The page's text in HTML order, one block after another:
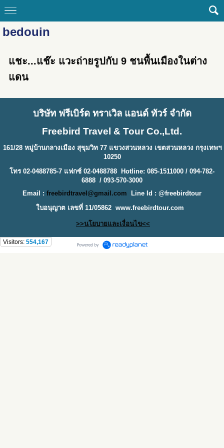
bedouin
แชะ...แช๊ะ แวะถ่ายรูปกับ 9 ชนพื้นเมืองในต่าง
แดน
บริษัท ฟรีเบิร์ด ทราเวิล แอนด์ ทัวร์ จำกัด
Freebird Travel & Tour Co.,Ltd.
161/28 หมู่บ้านกลางเมือง สุขุมวิท 77 แขวงสวนหลวง เขตสวนหลวง กรุงเทพฯ
10250
โทร 02-0488785-7 แฟกซ์ 02-0488788 Hotline: 085-1511000 / 094-782-
6888 / 093-570-3000
Email : freebirdtravel@gmail.com
Line Id : @freebirdtour
ใบอนุญาต เลขที่ 11/05862 www.freebirdtour.com
>>นโยบายและเงื่อนไข<<
Visitors: 554,167